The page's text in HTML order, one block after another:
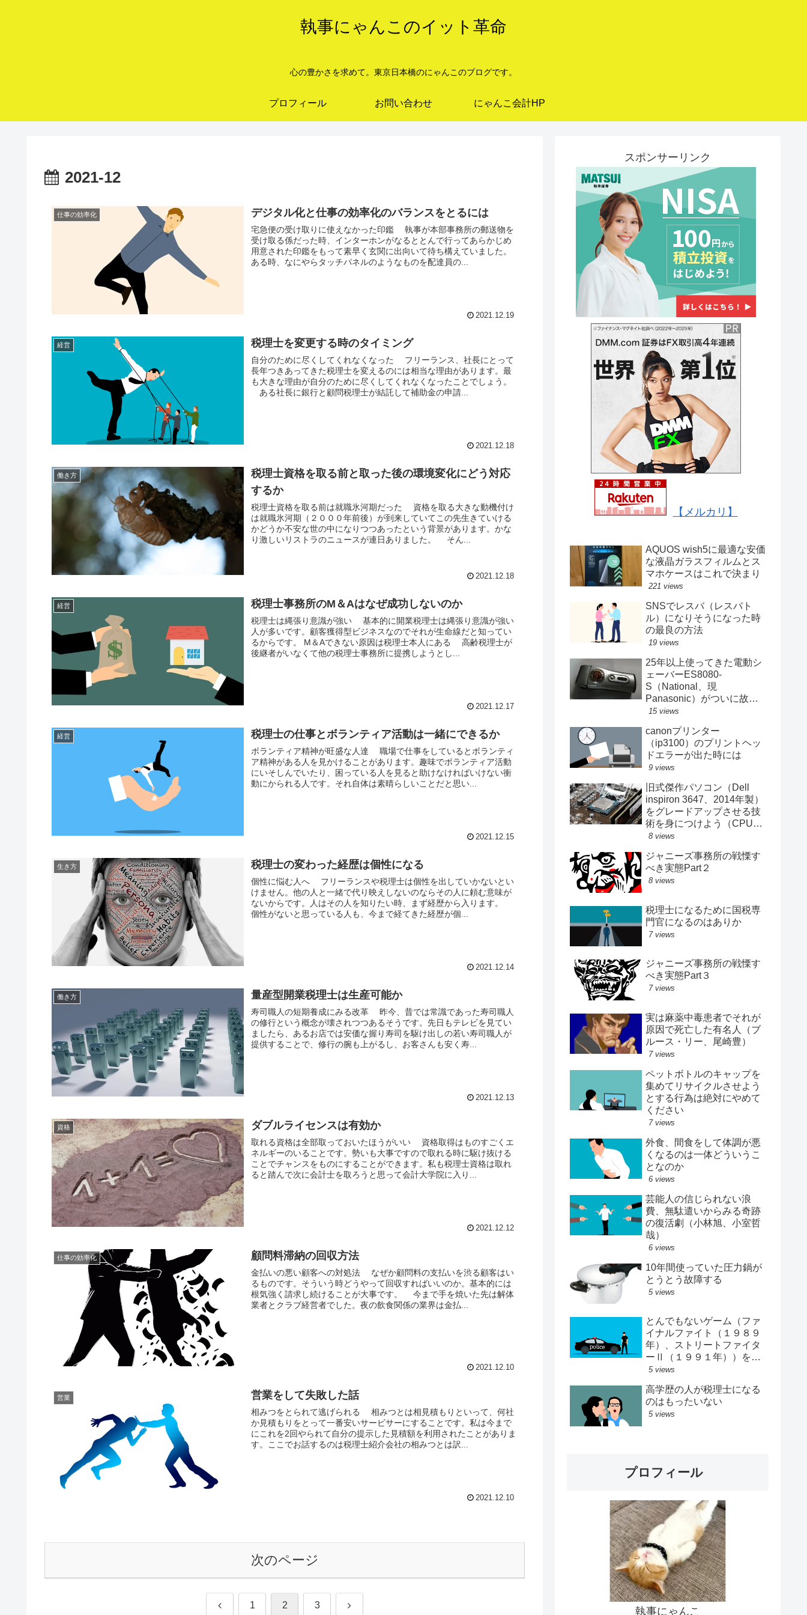
執事にゃんこのイット革命
心の豊かさを求めて。東京日本橋のにゃんこのブログです。
プロフィール お問い合わせ にゃんこ会計HP
2021-12
仕事の効率化 デジタル化と仕事の効率化のバランスをとるには
宅急便の受け取りに使えなかった印鑑 執事が本部事務所の郵送物を
受け取る係だった時、インターホンがなるととんで行ってあらかじめ
用意された印鑑をもって素早く玄関に出向いて待ち構えていました。
ある時、なにやらタッチパネルのようなものを配達員の...
2021.12.19
経営 税理士を変更する時のタイミング
自分のために尽くしてくれなくなった フリーランス、社長にとって
長年つきあってきた税理士を変えるのには相当な理由があります。最
も大きな理由が自分のために尽くしてくれなくなったことでしょう。
ある社長に銀行と顧問税理士が結託して補助金の申請...
2021.12.18
働き方
税理士資格を取る前と取った後の環境変化にどう対応
するか
税理士資格を取る前は就職氷河期だった 資格を取る大きな動機付け
は就職氷河期（２０００年前後）が到来していてこの先生きていける
かどうか不安な世の中になりつつあったという背景があります。かな
り激しいリストラのニュースが連日ありました。 そん...
2021.12.18
経営 税理士事務所のM＆Aはなぜ成功しないのか
税理士は縄張り意識が強い 基本的に開業税理士は縄張り意識が強い
人が多いです。顧客獲得型ビジネスなのでそれが生命線だと知ってい
るからです。 M＆Aできない原因は税理士本人にある 高齢税理士が
後継者がいなくて他の税理士事務所に提携しようとし...
2021.12.17
経営 税理士の仕事とボランティア活動は一緒にできるか
ボランティア精神が旺盛な人達 職場で仕事をしているとボランティ
ア精神がある人を見かけることがあります。趣味でボランティア活動
にいそしんでいたり、困っている人を見ると助けなければいけない衝
動にかられる人です。それ自体は素晴らしいことだと思い...
2021.12.15
生き方 税理士の変わった経歴は個性になる
個性に悩む人へ フリーランスや税理士は個性を出していかないとい
けません。他の人と一緒で代り映えしないのならその人に頼む意味が
ないからです。人はその人を知りたい時、まず経歴から入ります。
個性がないと思っている人も、今まで経てきた経歴が個...
2021.12.14
働き方 量産型開業税理士は生産可能か
寿司職人の短期養成にみる改革 昨今、昔では常識であった寿司職人
の修行という概念が壊されつつあるそうです。先日もテレビを見てい
ましたら、あるお店では安価な握り寿司を駆け出しの若い寿司職人が
提供することで、修行の腕も上がるし、お客さんも安く寿...
2021.12.13
資格 ダブルライセンスは有効か
取れる資格は全部取っておいたほうがいい 資格取得はものすごくエ
ネルギーのいることです。勢いも大事ですので取れる時に駆け抜ける
ことでチャンスをものにすることができます。私も税理士資格は取れ
ると踏んで次に会計士を取ろうと思って会計大学院に入り...
2021.12.12
仕事の効率化 顧問料滞納の回収方法
金払いの悪い顧客への対処法 なぜか顧問料の支払いを渋る顧客はい
るものです。そういう時どうやって回収すればいいのか。基本的には
根気強く請求し続けることが大事です。 今まで手を焼いた先は解体
業者とクラブ経営者でした。夜の飲食関係の業界は金払...
2021.12.10
営業 営業をして失敗した話
相みつをとられて逃げられる 相みつとは相見積もりといって、何社
か見積もりをとって一番安いサービサーにすることです。私は今まで
にこれを2回やられて自分の提示した見積額を利用されたことがありま
す。ここでお話するのは税理士紹介会社の相みつとは訳...
2021.12.10
次のページ
前 1 2 3 次
スポンサーリンク
【メルカリ】
AQUOS wish5に最適な安価
な液晶ガラスフィルムとス
マホケースはこれで決まり
221 views
SNSでレスバ（レスバト
ル）になりそうになった時
の最良の方法
19 views
25年以上使ってきた電動シ
ェーバーES8080-
S（National、現
Panasonic）がついに故障
する
15 views
canonプリンター
（ip3100）のプリントヘッ
ドエラーが出た時には
9 views
旧式傑作パソコン（Dell
inspiron 3647、2014年製）
をグレードアップさせる技
術を身につけよう（CPU、
メモリ、SSD交換記録）
8 views
ジャニーズ事務所の戦慄す
べき実態Part２
8 views
税理士になるために国税専
門官になるのはありか
7 views
ジャニーズ事務所の戦慄す
べき実態Part３
7 views
実は麻薬中毒患者でそれが
原因で死亡した有名人（ブ
ルース・リー、尾崎豊）
7 views
ペットボトルのキャップを
集めてリサイクルさせよう
とする行為は絶対にやめて
ください
7 views
外食、間食をして体調が悪
くなるのは一体どういうこ
となのか
6 views
芸能人の信じられない浪
費、無駄遣いからみる奇跡
の復活劇（小林旭、小室哲
哉）
6 views
10年間使っていた圧力鍋が
とうとう故障する
5 views
とんでもないゲーム（ファ
イナルファイト（１９８９
年）、ストリートファイタ
ーⅡ（１９９１年））をし
ていた
5 views
高学歴の人が税理士になる
のはもったいない
5 views
プロフィール
執事にゃんこ